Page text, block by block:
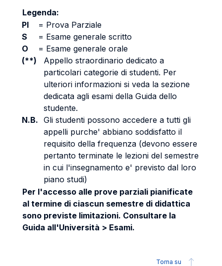
Legenda:
PI
= Prova Parziale
S
= Esame generale scritto
O
= Esame generale orale
(**)
Appello straordinario dedicato a
particolari categorie di studenti. Per
ulteriori informazioni si veda la sezione
dedicata agli esami della Guida dello
studente.
N.B. Gli studenti possono accedere a tutti gli
appelli purche' abbiano soddisfatto il
requisito della frequenza (devono essere
pertanto terminate le lezioni del semestre
in cui l'insegnamento e' previsto dal loro
piano studi)
Per l'accesso alle prove parziali pianificate
al termine di ciascun semestre di didattica
sono previste limitazioni. Consultare la
Guida all'Università > Esami.
Torna su